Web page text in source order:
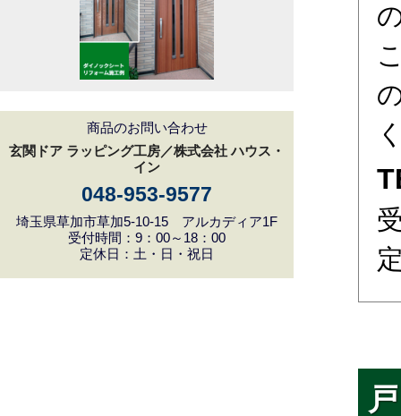
商品のお問い合わせ
玄関ドア ラッピング工房／株式会社 ハウス・
イン
048-953-9577
埼玉県草加市草加5-10-15 アルカディア1F
受付時間：9：00～18：00
定休日：土・日・祝日